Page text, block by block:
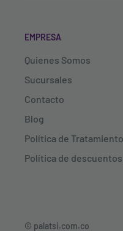
EMPRESA
Quienes Somos
Sucursales
Contacto
Blog
Política de
Política de
© palatsi.com.co